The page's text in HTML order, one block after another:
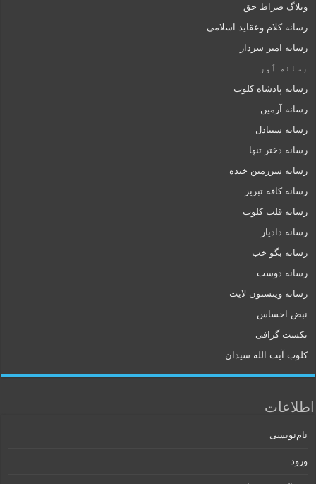
وبلاگ صراط حق
رسانه کلام وعقاید اسلامی
رسانه امیر سردار
رسانه ٱور
رسانه پادشاه کلوب
رسانه آرمین
رسانه سیتادل
رسانه دختر تنها
رسانه سرزمین خنده
رسانه کافه تبریز
رسانه قلب کلوب
رسانه دادیار
رسانه بگو خب
رسانه دوست
رسانه وینستون لایت
نبض احساس
تکست گرافی
کلوب آیت الله سیدان
اطلاعات
نام‌نویسی
ورود